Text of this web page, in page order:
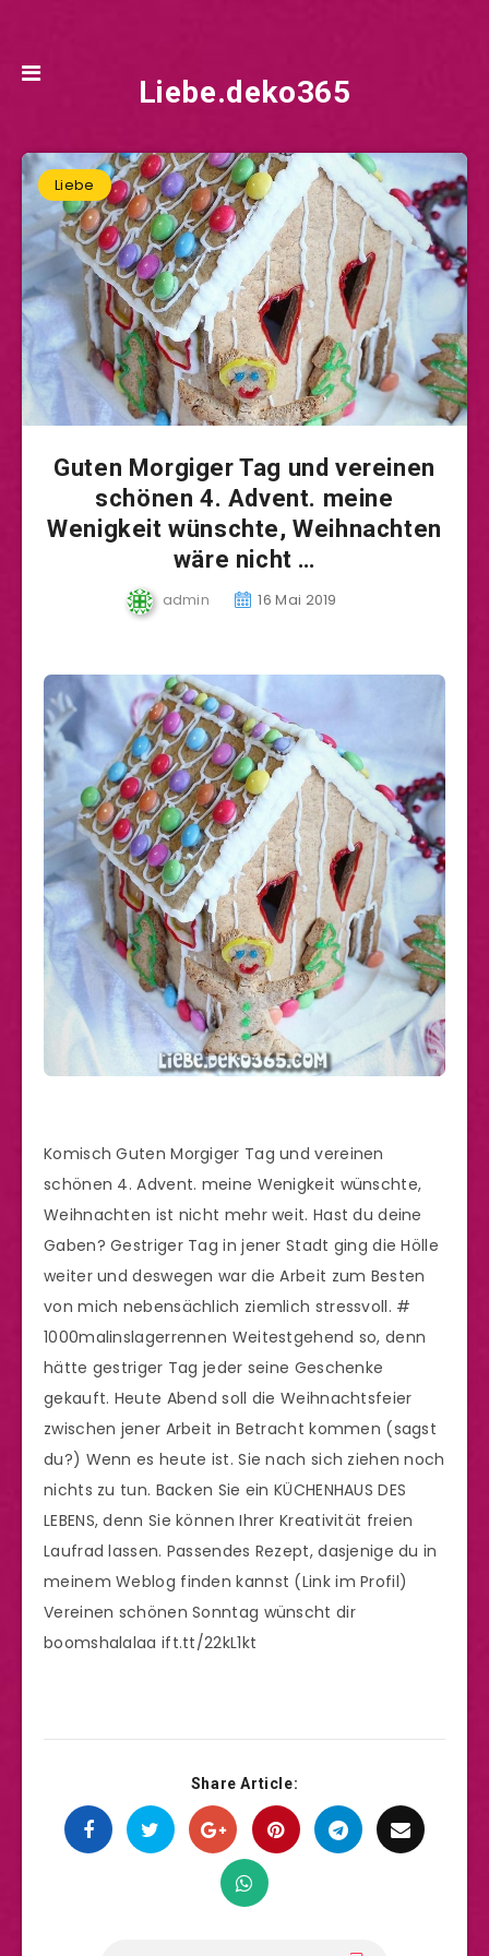
Liebe.deko365
Liebe
Guten Morgiger Tag und vereinen
schönen 4. Advent. meine
Wenigkeit wünschte, Weihnachten
wäre nicht …
admin 16 Mai 2019
Komisch Guten Morgiger Tag und vereinen
schönen 4. Advent. meine Wenigkeit wünschte,
Weihnachten ist nicht mehr weit. Hast du deine
Gaben? Gestriger Tag in jener Stadt ging die Hölle
weiter und deswegen war die Arbeit zum Besten
von mich nebensächlich ziemlich stressvoll. #
1000malinslagerrennen Weitestgehend so, denn
hätte gestriger Tag jeder seine Geschenke
gekauft. Heute Abend soll die Weihnachtsfeier
zwischen jener Arbeit in Betracht kommen (sagst
du?) Wenn es heute ist. Sie nach sich ziehen noch
nichts zu tun. Backen Sie ein KÜCHENHAUS DES
LEBENS, denn Sie können Ihrer Kreativität freien
Laufrad lassen. Passendes Rezept, dasjenige du in
meinem Weblog finden kannst (Link im Profil)
Vereinen schönen Sonntag wünscht dir
boomshalalaa ift.tt/22kL1kt
Share Article: